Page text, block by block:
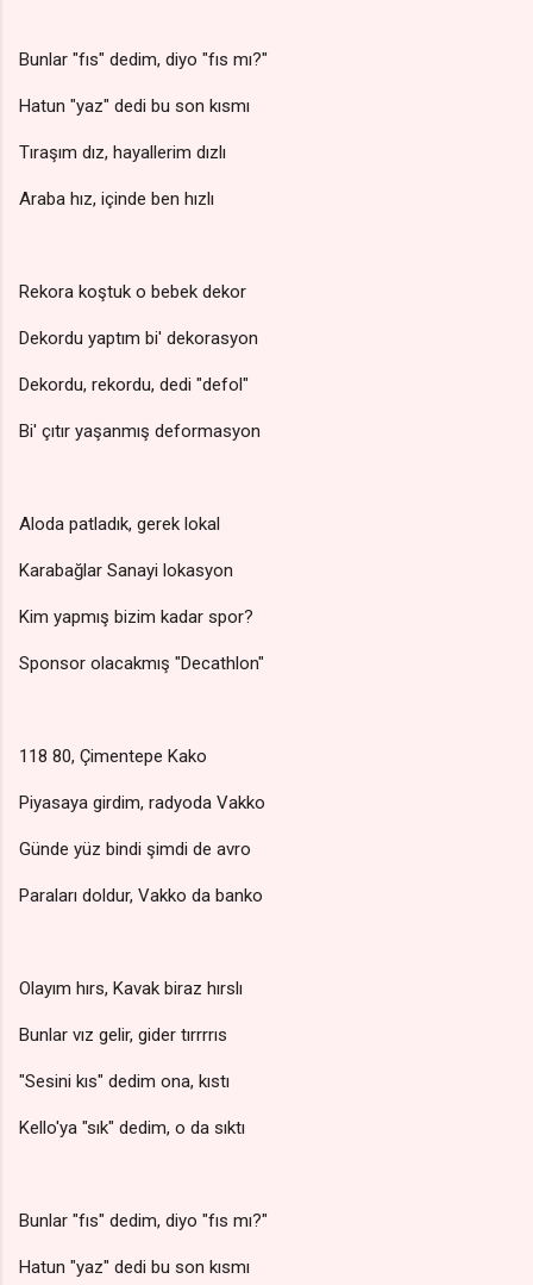
Bunlar "fıs" dedim, diyo "fıs mı?"
Hatun "yaz" dedi bu son kısmı
Tıraşım dız, hayallerim dızlı
Araba hız, içinde ben hızlı
Rekora koştuk o bebek dekor
Dekordu yaptım bi' dekorasyon
Dekordu, rekordu, dedi "defol"
Bi' çıtır yaşanmış deformasyon
Aloda patladık, gerek lokal
Karabağlar Sanayi lokasyon
Kim yapmış bizim kadar spor?
Sponsor olacakmış "Decathlon"
118 80, Çimentepe Kako
Piyasaya girdim, radyoda Vakko
Günde yüz bindi şimdi de avro
Paraları doldur, Vakko da banko
Olayım hırs, Kavak biraz hırslı
Bunlar vız gelir, gider tırrrrıs
"Sesini kıs" dedim ona, kıstı
Kello'ya "sık" dedim, o da sıktı
Bunlar "fıs" dedim, diyo "fıs mı?"
Hatun "yaz" dedi bu son kısmı